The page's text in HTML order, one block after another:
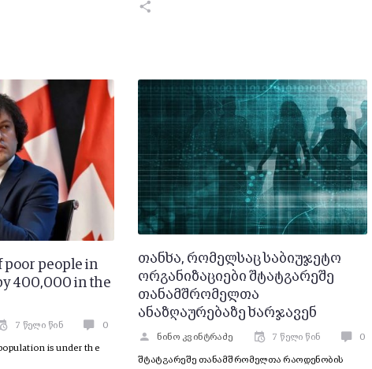
poor people in
400,000 in the
7 წელი წინ 0
is under the
თანხა, რომელსაც საბიუჯეტო
ორგანიზაციები შტატგარეშე
თანამშრომელთა
ანაზღაურებაზე ხარჯავენ
ნინო კვინტრაძე 7 წელი წინ 0
შტატგარეშე თანამშრომელთა რაოდენობის